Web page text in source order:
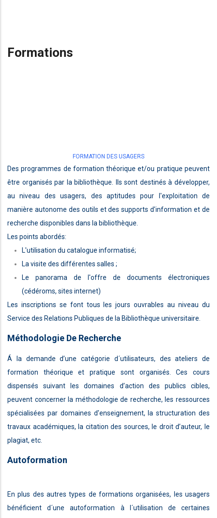
Formations
FORMATION DES USAGERS
Des programmes de formation théorique et/ou pratique peuvent
être organisés par la bibliothèque. Ils sont destinés à développer,
au niveau des usagers, des aptitudes pour l'exploitation de
manière autonome des outils et des supports d'information et de
recherche disponibles dans la bibliothèque.
Les points abordés:
L'utilisation du catalogue informatisé;
La visite des différentes salles ;
Le panorama de l'offre de documents électroniques
(cédéroms, sites internet)
Les inscriptions se font tous les jours ouvrables au niveau du
Service des Relations Publiques de la Bibliothèque universitaire.
Méthodologie De Recherche
Á la demande d’une catégorie d´utilisateurs, des ateliers de
formation théorique et pratique sont organisés. Ces cours
dispensés suivant les domaines d’action des publics cibles,
peuvent concerner la méthodologie de recherche, les ressources
spécialisées par domaines d'enseignement, la structuration des
travaux académiques, la citation des sources, le droit d’auteur, le
plagiat, etc.
Autoformation
En plus des autres types de formations organisées, les usagers
bénéficient d´une autoformation à l´utilisation de certaines